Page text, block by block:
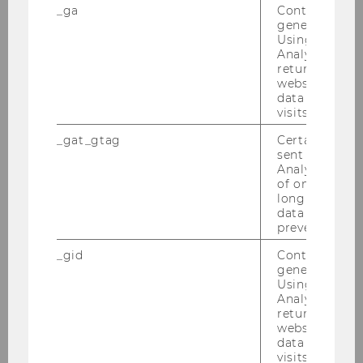
Exercise No. 33: Account and Organizational
Exercise No. 33: Account and Organizational
Exercise No. 34: Flight Personnel Training
Exercise No. 36: Car Rental Service
Exercise No. 37: Online Auction Website
_ga
Contains a
generated
Using this
Analytics can
returning
website and
data from
visits.
_gat_gtag
Certain data
sent to
Analytics a
of once per
long as it is
data
prevented.
_gid
Contains a
generated
Using this
Analytics can
returning
website and
data from
visits.